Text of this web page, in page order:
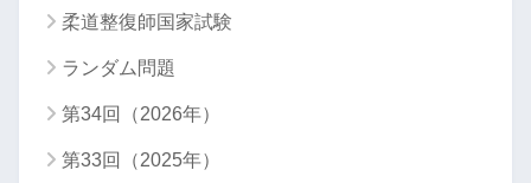
柔道整復師国家試験
ランダム問題
第34回（2026年）
第33回（2025年）